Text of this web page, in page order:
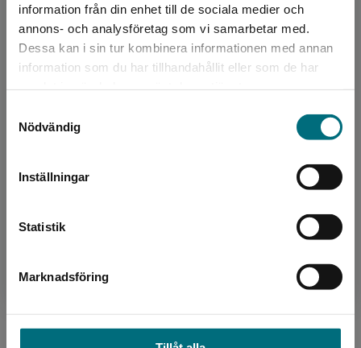
information från din enhet till de sociala medier och
annons- och analysföretag som vi samarbetar med.
Dessa kan i sin tur kombinera informationen med annan
information som du har tillhandahållit eller som de har
Nödvändig
Inställningar
Statistik
Marknadsföring
Det verkar som att du besöker
Sverige. För att kunna slutföra ett köp måste
Upphovspersoner
Författare